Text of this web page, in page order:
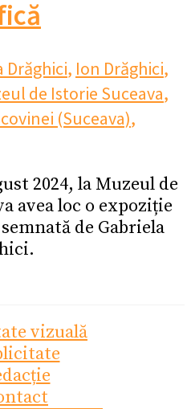
Drăghici, Ion Drăghici,
de Istorie Suceava,
(Suceava),
2024, la Muzeul de
avea loc o expoziție
de Gabriela
vizuală